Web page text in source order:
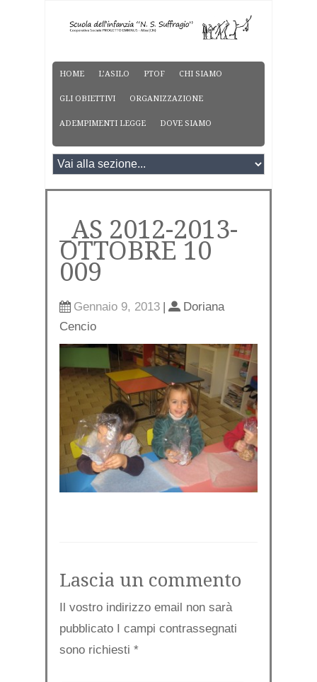
HOME L’ASILO PTOF CHI SIAMO
GLI OBIETTIVI ORGANIZZAZIONE
ADEMPIMENTI LEGGE DOVE SIAMO
_AS 2012-2013-
OTTOBRE 10
009
Gennaio 9, 2013 |
Doriana
Cencio
Lascia un commento
Il vostro indirizzo email non sarà
pubblicato I campi contrassegnati
sono richiesti *